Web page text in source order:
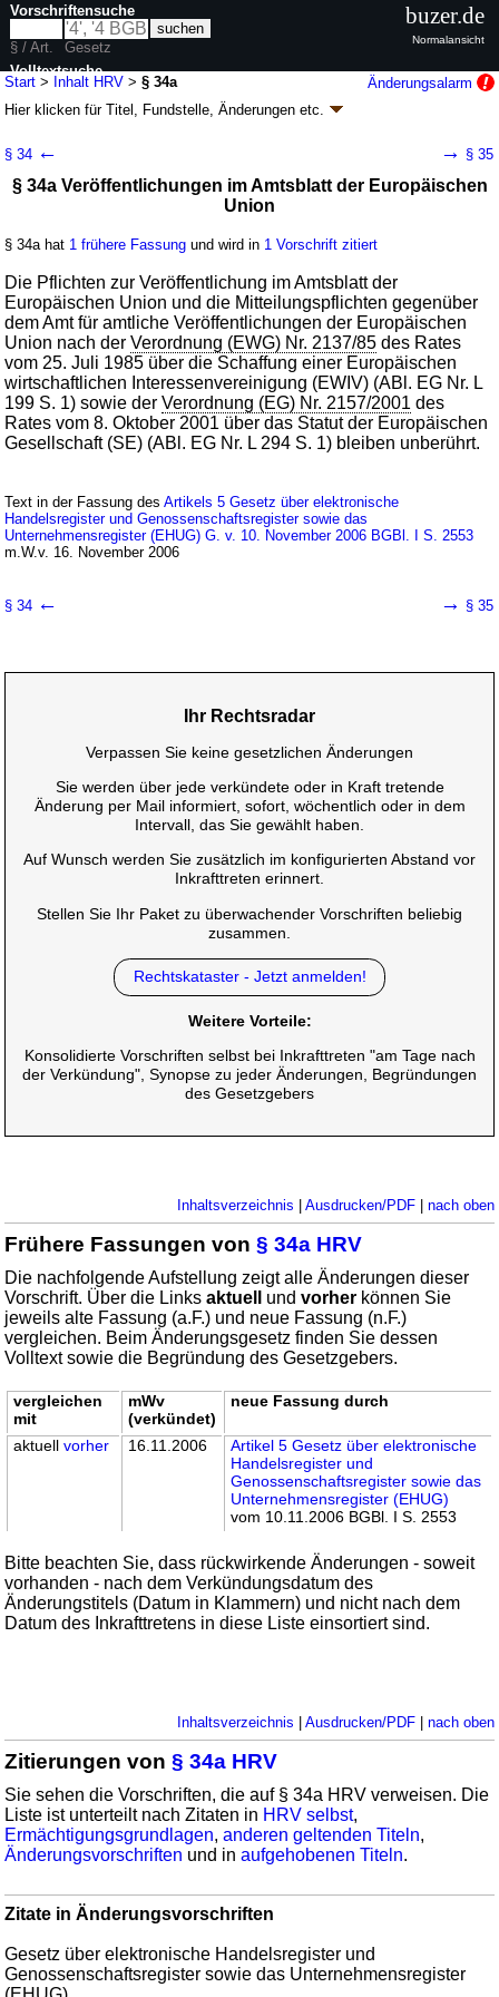
Start > Inhalt HRV >§ 34a
Änderungsalarm
Hier klicken fürTitel, Fundstelle, Änderungen etc.
08.12.2025BGBl. 2025 I Nr. 319
Geltung ab 01.10.1937; FNA: 315-20Freiwillige Gerichtsbarkeit
III. Verfahren bei Anmeldung, Eintragung und
Registerbekanntmachungen
§ 34 ← → § 35
§ 34a Veröffentlichungen im Amtsblatt der Europäischen
Union
§ 34a hat 1 frühere Fassung und wird in 1 Vorschrift zitiert
Die Pflichten zur Veröffentlichung im Amtsblatt der
Europäischen Union und die Mitteilungspflichten gegenüber
dem Amt für amtliche Veröffentlichungen der Europäischen
Union nach derVerordnung (EWG) Nr. 2137/85 des Rates
vom 25. Juli 1985 über die Schaffung einer Europäischen
wirtschaftlichen Interessenvereinigung (EWIV) (ABl. EG Nr. L
199 S. 1) sowie derVerordnung (EG) Nr. 2157/2001 des
Rates vom 8. Oktober 2001 über das Statut der Europäischen
Gesellschaft (SE) (ABl. EG Nr. L 294 S. 1) bleiben unberührt.
Text in der Fassung desArtikels 5 Gesetz über elektronische
Handelsregister und Genossenschaftsregister sowie das
Unternehmensregister (EHUG) G. v. 10. November 2006 BGBl. I S. 2553
m.W.v. 16. November 2006
§ 34 ← → § 35
Ihr Rechtsradar
Verpassen Sie keine gesetzlichen Änderungen
Sie werden über jede verkündete oder in Kraft tretende
Änderung per Mail informiert, sofort, wöchentlich oder in dem
Intervall, das Sie gewählt haben.
Auf Wunsch werden Sie zusätzlich im konfigurierten Abstand vor
Inkrafttreten erinnert.
Stellen Sie Ihr Paket zu überwachender Vorschriften beliebig
zusammen.
Rechtskataster - Jetzt anmelden!
Weitere Vorteile:
Konsolidierte Vorschriften selbst bei Inkrafttreten "am Tage nach
der Verkündung", Synopse zu jeder Änderungen, Begründungen
des Gesetzgebers
Inhaltsverzeichnis Ausdrucken/PDF| nach oben
Frühere Fassungen von§ 34a HRV
Die nachfolgende Aufstellung zeigt alle Änderungen dieser
Vorschrift. Über die Linksaktuell undvorher können Sie
jeweils alte Fassung (a.F.) und neue Fassung (n.F.)
vergleichen. Beim Änderungsgesetz finden Sie dessen
Volltext sowie die Begründung des Gesetzgebers.
vergleichen
mit
mWv
(verkündet)
neue Fassung durch
aktuellvorher 16.11.2006
Artikel 5 Gesetz über elektronische
Handelsregister und
Genossenschaftsregister sowie das
Unternehmensregister (EHUG)
vom 10.11.2006 BGBl. I S. 2553
Bitte beachten Sie, dass rückwirkende Änderungen - soweit
vorhanden - nach dem Verkündungsdatum des
Änderungstitels (Datum in Klammern) und nicht nach dem
Datum des Inkrafttretens in diese Liste einsortiert sind.
Inhaltsverzeichnis Ausdrucken/PDF| nach oben
Zitierungen von§ 34a HRV
Sie sehen die Vorschriften, die auf § 34a HRV verweisen. Die
Liste ist unterteilt nach Zitaten in HRV selbst,
Ermächtigungsgrundlagen,anderen geltenden Titeln,
Änderungsvorschriften und inaufgehobenen Titeln.
Zitate in Änderungsvorschriften
Gesetz über elektronische Handelsregister und
Genossenschaftsregister sowie das Unternehmensregister
Vorschriftensuche
§ / Art.
Gesetz
Volltextsuche
nur in HRV
buzer.de
Normalansicht